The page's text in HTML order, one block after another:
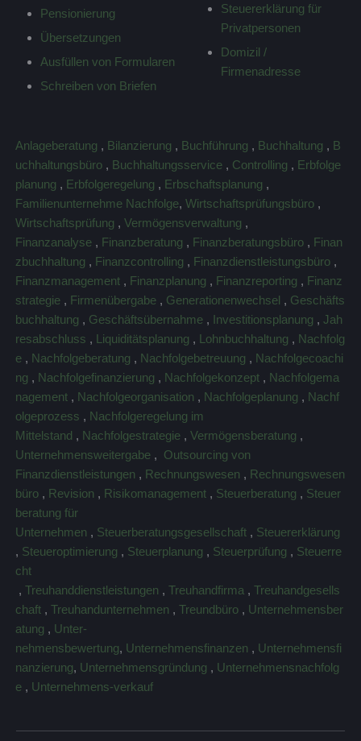
Pensionierung
Übersetzungen
Ausfüllen von Formularen
Schreiben von Briefen
Steuererklärung für
Privatpersonen
Domizil /
Firmenadresse
Anlageberatung , Bilanzierung , Buchführung , Buchhaltung , B
uchhaltungsbüro , Buchhaltungsservice , Controlling , Erbfolge
planung , Erbfolgeregelung , Erbschaftsplanung ,
Familienunternehme Nachfolge,Wirtschaftsprüfungsbüro ,
Wirtschaftsprüfung ,Vermögensverwaltung ,
Finanzanalyse , Finanzberatung , Finanzberatungsbüro , Finan
zbuchhaltung , Finanzcontrolling , Finanzdienstleistungsbüro ,
Finanzmanagement , Finanzplanung , Finanzreporting , Finanz
strategie , Firmenübergabe , Generationenwechsel , Geschäfts
buchhaltung , Geschäftsübernahme , Investitionsplanung ,Jah
resabschluss , Liquiditätsplanung , Lohnbuchhaltung , Nachfolg
e , Nachfolgeberatung , Nachfolgebetreuung , Nachfolgecoachi
ng , Nachfolgefinanzierung , Nachfolgekonzept , Nachfolgema
nagement , Nachfolgeorganisation , Nachfolgeplanung , Nachf
olgeprozess , Nachfolgeregelung im
Mittelstand , Nachfolgestrategie ,Vermögensberatung ,
Unternehmensweitergabe , Outsourcing von
Finanzdienstleistungen , Rechnungswesen , Rechnungswesen
büro , Revision , Risikomanagement , Steuerberatung , Steuer
beratung für
Unternehmen , Steuerberatungsgesellschaft , Steuererklärung
, Steueroptimierung , Steuerplanung , Steuerprüfung , Steuerre
cht
,Treuhanddienstleistungen ,Treuhandfirma ,Treuhandgesells
chaft ,Treuhandunternehmen ,Treundbüro , Unternehmensber
atung , Unter-
nehmensbewertung, Unternehmensfinanzen , Unternehmensfi
nanzierung, Unternehmensgründung , Unternehmensnachfolg
e , Unternehmens-verkauf